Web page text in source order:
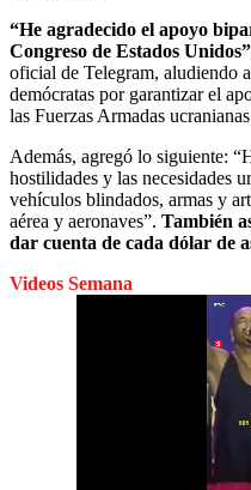
“He agradecido el apoyo
Congreso de Estados
oficial de Telegram, aludiendo
demócratas por garantizar el
las Fuerzas Armadas
Además, agregó lo siguiente:
hostilidades y las necesidades
vehículos blindados, armas y
aérea y aeronaves”. También
dar cuenta de cada dólar de
Videos Semana